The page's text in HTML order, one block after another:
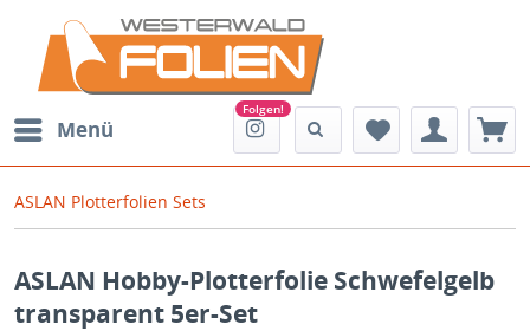
Menü
ASLAN Plotterfolien Sets
ASLAN Hobby-Plotterfolie Schwefelgelb
transparent 5er-Set